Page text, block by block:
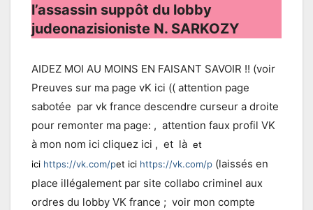
l’assassin suppôt du lobby
judeonazisioniste N. SARKOZY
AIDEZ MOI AU MOINS EN FAISANT SAVOIR !! (voir
Preuves sur ma page vK ici (( attention page
sabotée par vk france descendre curseur a droite
pour remonter ma page: , attention faux profil VK
à mon nom ici cliquez ici , et là et
ici https://vk.com/pet ici https://vk.com/p (laissés en
place illégalement par site collabo criminel aux
ordres du lobby VK france ; voir mon compte